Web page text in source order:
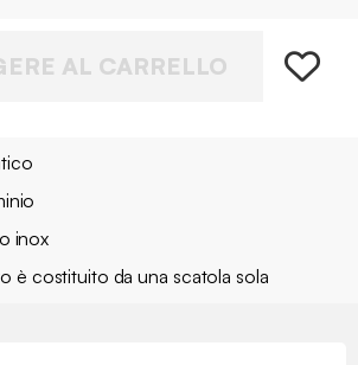
AL CARRELLO
inox
è costituito da una scatola sola